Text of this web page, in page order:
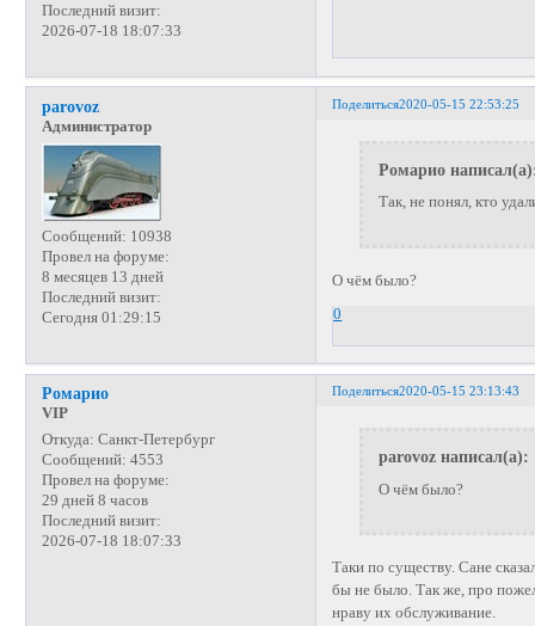
Последний визит:
2026-07-18 18:07:33
Поделиться2020-05-15 22:53:25
parovoz
Администратор
Сообщений: 10938
Провел на форуме:
8 месяцев 13 дней
Последний визит:
Сегодня 01:29:15
Ромарио
Так, не понял, кто
О чём было?
0
Поделиться2020-05-15 23:13:43
Ромарио
VIP
Откуда: Санкт-Петербург
Сообщений: 4553
Провел на форуме:
29 дней 8 часов
Последний визит:
2026-07-18 18:07:33
parovoz написал(а):
О чём было?
Таки по существу. Сане
бы не было. Так же, про
нраву их обслуживание.